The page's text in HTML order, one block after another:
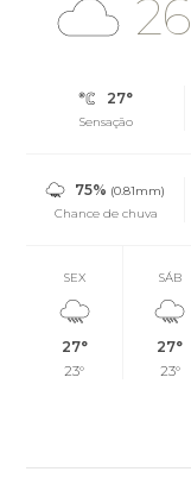
27°
Sensação
75% (0.81mm)
Chance de chuva
SEX
27°
23°
SÁB
27°
23°